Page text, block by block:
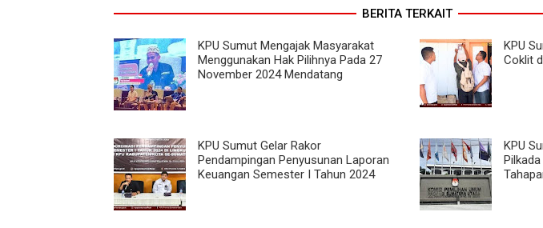
BERITA TERKAIT
KPU Sumut Mengajak Masyarakat
Menggunakan Hak Pilihnya Pada 27
November 2024 Mendatang
KPU
Coklit
KPU Sumut Gelar Rakor
Pendampingan Penyusunan Laporan
Keuangan Semester I Tahun 2024
KPU